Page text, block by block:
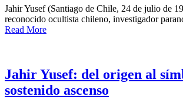
Jahir Yusef (Santiago de Chile, 24 de julio de
reconocido ocultista chileno, investigador
Read More
Jahir Yusef: del origen al
sostenido ascenso